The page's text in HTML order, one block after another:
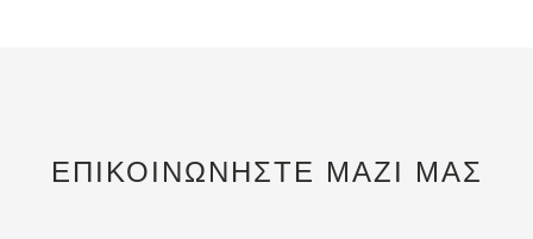
ΕΠΙΚΟΙΝΩΝΗΣΤΕ ΜΑΖΙ ΜΑΣ